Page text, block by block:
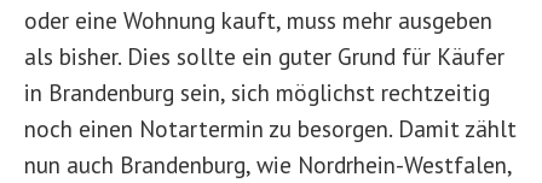
oder eine Wohnung kauft, muss mehr ausgeben
als bisher. Dies sollte ein guter Grund für Käufer
in Brandenburg sein, sich möglichst rechtzeitig
noch einen Notartermin zu besorgen. Damit zählt
nun auch Brandenburg, wie Nordrhein-Westfalen,